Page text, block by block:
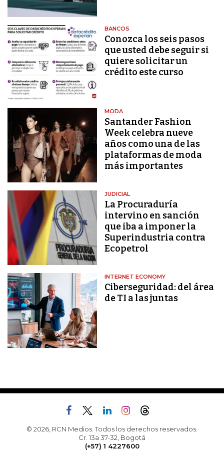
BANCOS
Conozca los seis pasos
que usted debe seguir si
quiere solicitar un
crédito este curso
MODA
Santander Fashion
Week celebra nueve
años como una de las
plataformas de moda
más importantes
JUDICIAL
La Procuraduría
intervino en sanción
que iba a imponer la
Superindustria contra
Ecopetrol
INTERNET ECONOMY
Ciberseguridad: del área
de TI a las juntas
© 2026, RCN Medios. Todos los derechos reservados.
Cr. 13a 37-32, Bogotá
(+57) 1 4227600